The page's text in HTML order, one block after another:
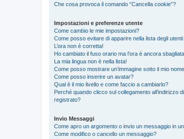
Che cosa provoca il comando “Cancella cookie”?
Impostazioni e preferenze utente
Come cambio le mie impostazioni?
Come posso evitare di apparire nella lista degli utenti
L’ora non è corretta!
Ho cambiato il fuso orario ma l’ora è ancora sbagliata
La mia lingua non è nella lista!
Come posso mostrare un’immagine sotto il mio
Come posso inserire un avatar?
Qual è il mio livello e come faccio a cambiarlo?
Perché quando clicco sul collegamento all’indirizzo
registrato?
Invio Messaggi
Come apro un argomento o invio un messaggio in
Come modifico o cancello un messaggio?